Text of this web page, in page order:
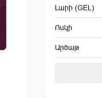
Լարի (GEL)
Ոսկի
Արծաթ